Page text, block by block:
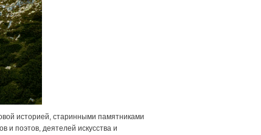
историей, старинными памятниками
и поэтов, деятелей искусства и